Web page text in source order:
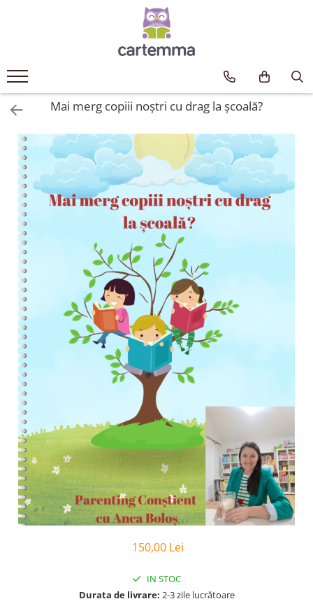
Tematică
Craciun
Activități
Artă
Atlase si enciclopedii
Carte de bucate
Călătorie
Educație
Educație financiară
Hobby si craft
Inteligenta emotionala
Limbi străine
Muzicale
Poezii
Povești
Reviste
Știință si natură
Vârstă
0-2 ani
10+ ani
14+ ani
2-5 ani
5-7 ani
7-10 ani
Adulți
Editura Aramis
Mai merg copiii noștri cu drag la școală?
150,00 Lei
IN STOC
Durata de livrare: 2-3 zile lucrătoare